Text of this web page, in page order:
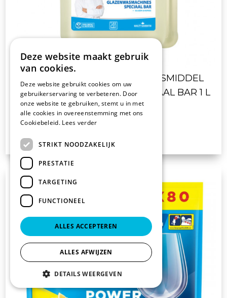
DIPP 35 VLOEIBAAR VAATWASMIDDEL
GLAZENWASMACHINES SPECIAAL BAR 1 L
Deze website maakt gebruik
van cookies.
Deze website gebruikt cookies om uw
gebruikerservaring te verbeteren. Door
onze website te gebruiken, stemt u in met
alle cookies in overeenstemming met ons
Cookiebeleid. Lees verder
STRIKT NOODZAKELIJK
PRESTATIE
TARGETING
FUNCTIONEEL
ALLES ACCEPTEREN
ALLES AFWIJZEN
DETAILS WEERGEVEN